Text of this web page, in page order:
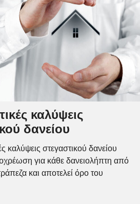
καλύψεις
δανείου
καλύψεις στεγαστικού δανείου
για κάθε δανειολήπτη από
και αποτελεί όρο του